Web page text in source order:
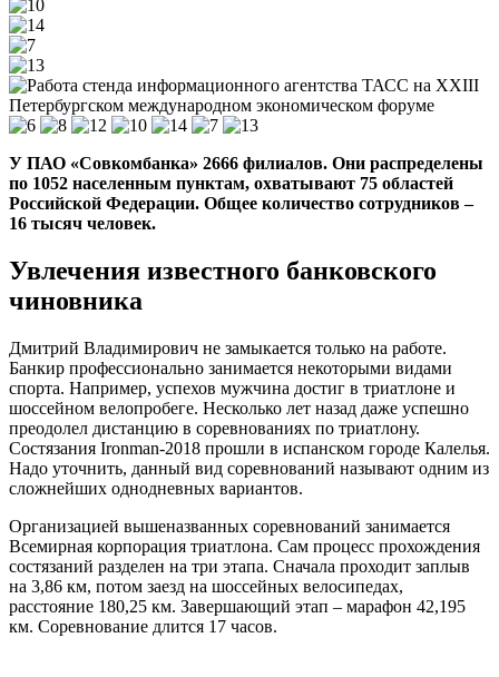
У ПАО «Совкомбанка» 2666 филиалов. Они распределены
по 1052 населенным пунктам, охватывают 75 областей
Российской Федерации. Общее количество сотрудников –
16 тысяч человек.
Увлечения известного банковского
чиновника
Дмитрий Владимирович не замыкается только на работе.
Банкир профессионально занимается некоторыми видами
спорта. Например, успехов мужчина достиг в триатлоне и
шоссейном велопробеге. Несколько лет назад даже успешно
преодолел дистанцию в соревнованиях по триатлону.
Состязания Ironman-2018 прошли в испанском городе Калелья.
Надо уточнить, данный вид соревнований называют одним из
сложнейших однодневных вариантов.
Организацией вышеназванных соревнований занимается
Всемирная корпорация триатлона. Сам процесс прохождения
состязаний разделен на три этапа. Сначала проходит заплыв
на 3,86 км, потом заезд на шоссейных велосипедах,
расстояние 180,25 км. Завершающий этап – марафон 42,195
км. Соревнование длится 17 часов.